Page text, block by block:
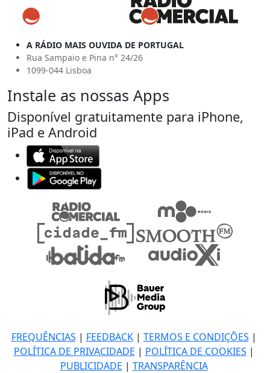
A RÁDIO MAIS OUVIDA DE PORTUGAL
Rua Sampaio e Pina n° 24/26
1099-044 Lisboa
Instale as nossas Apps
Disponível gratuitamente para iPhone,
iPad e Android
FREQUÊNCIAS | FEEDBACK| TERMOS E CONDIÇÕES |
POLÍTICA DE PRIVACIDADE | POLÍTICA DE COOKIES |
PUBLICIDADE | TRANSPARÊNCIA